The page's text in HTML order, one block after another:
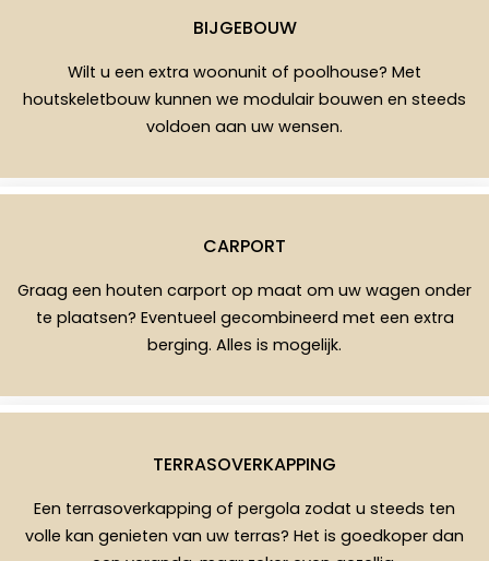
BIJGEBOUW
Wilt u een extra woonunit of poolhouse? Met
houtskeletbouw kunnen we modulair bouwen en steeds
voldoen aan uw wensen.
CARPORT
Graag een houten carport op maat om uw wagen onder
te plaatsen? Eventueel gecombineerd met een extra
berging. Alles is mogelijk.
TERRASOVERKAPPING
Een terrasoverkapping of pergola zodat u steeds ten
volle kan genieten van uw terras? Het is goedkoper dan